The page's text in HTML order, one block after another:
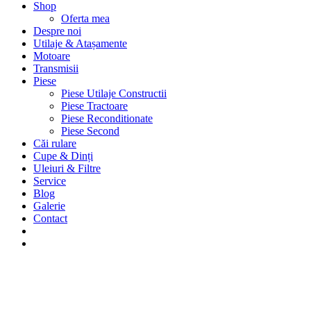
Shop
Oferta mea
Despre noi
Utilaje & Atașamente
Motoare
Transmisii
Piese
Piese Utilaje Constructii
Piese Tractoare
Piese Reconditionate
Piese Second
Căi rulare
Cupe & Dinți
Uleiuri & Filtre
Service
Blog
Galerie
Contact